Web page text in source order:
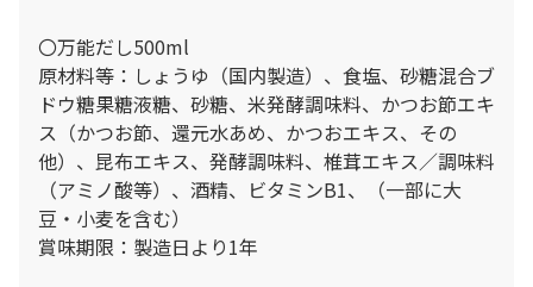
〇万能だし500ml
原材料等：しょうゆ（国内製造）、食塩、砂糖混合ブ
ドウ糖果糖液糖、砂糖、米発酵調味料、かつお節エキ
ス（かつお節、還元水あめ、かつおエキス、その
他）、昆布エキス、発酵調味料、椎茸エキス／調味料
（アミノ酸等）、酒精、ビタミンB1、（一部に大
豆・小麦を含む）
賞味期限：製造日より1年